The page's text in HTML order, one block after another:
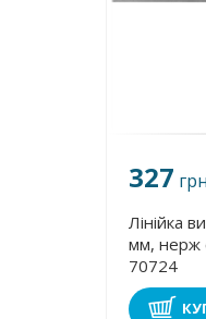
327 грн
Лінійка
мм, нерж
70724